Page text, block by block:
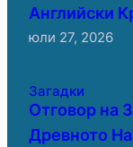
Английски
юли 27, 2026
Загадки
Отговор на
Древното